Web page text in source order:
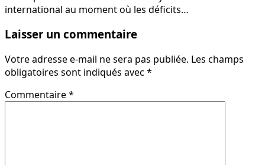
international au moment où les déficits…
Laisser un commentaire
Votre adresse e-mail ne sera pas publiée. Les champs
obligatoires sont indiqués avec *
Commentaire*